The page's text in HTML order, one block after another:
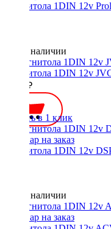
Магнитола 1DIN 12v
Нет в наличии
Магнитола 1DIN 12v
9500 ₽
Купить в 1 клик
Магнитола 1DIN 12v
Нет в наличии